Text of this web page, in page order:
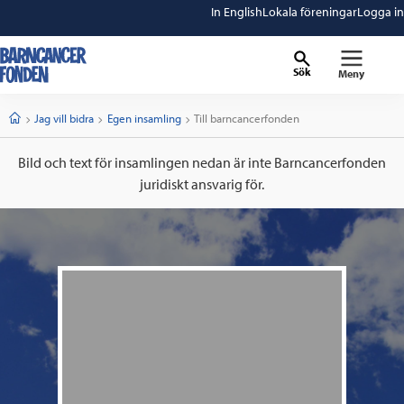
In EnglishLokala föreningarLogga in
Sök Meny
StartJag vill bidra Egen insamling Current:
Till barncancerfonden
Bild och text för insamlingen nedan är inte Barncancerfonden
juridiskt ansvarig för.